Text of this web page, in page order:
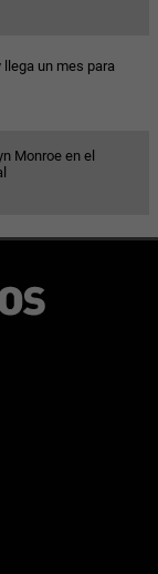
un mes para
Monroe en el